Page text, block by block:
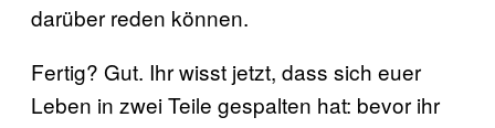
darüber reden können.
Fertig? Gut. Ihr wisst jetzt, dass sich euer
Leben in zwei Teile gespalten hat: bevor ihr